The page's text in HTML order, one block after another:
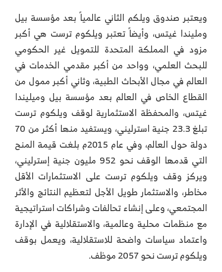
ويعتبر صندوق ويلكم الثاني عالمياً بعد مؤسسة بيل
ومليندا غيتس، وأيضاً تعتبر ويلكوم ترست هي أكبر
مزود في المملكة المتحدة للتمويل غير الحكومي
للبحث العلمي، وواحد من أكبر مقدمي الخدمات في
العالم في مجال الأبحاث الطبية، وثاني أكبر ممول من
القطاع الخاص في العالم بعد مؤسسة بيل وميليندا
غيتس، والمحفظة الاستثمارية لوقف ويلكوم ترست
تبلغ 23.3 جنية استرليني، ويستفيد منها أكثر من 70
دولة حول العالم، وفي عام 2015م بلغت قيمة المنح
التي قدمها الوقف نحو 952 مليون جنية إسترليني،
ويركز وقف ويلكوم ترست على الاستثمارات الأقل
مخاطر، والاستثمار طويل الأجل لتعظيم النتائج والأثر
المجتمعي، وعلى إنشاء تحالفات وشراكات استراتيجية
مع منظمات محلية وعالمية، والاستقلالية في الإدارة
واعتماد سياسات واضحة للاستقلالية، ويعمل بوقف
ويلكوم ترست نحو 2057 موظف.